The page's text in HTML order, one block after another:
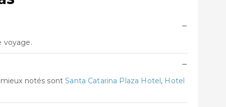
−
voyage.
−
mieux notés sontSanta Catarina Plaza Hotel, Hotel